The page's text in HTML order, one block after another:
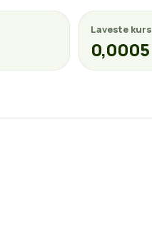
Laveste kurs
0,0005